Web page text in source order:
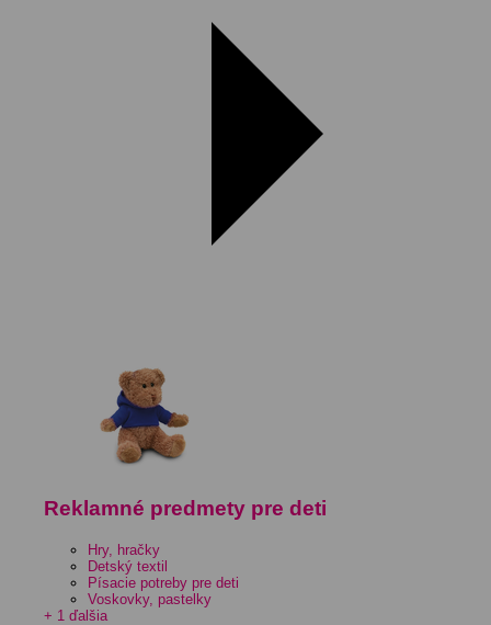
Reklamné predmety pre deti
Hry, hračky
Detský textil
Písacie potreby pre deti
Voskovky, pastelky
+ 1 ďalšia